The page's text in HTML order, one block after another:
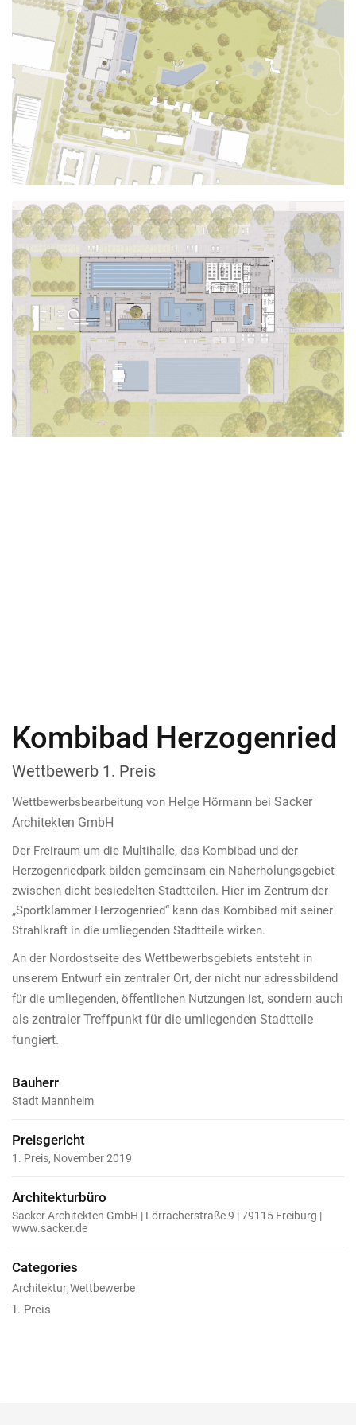
Kombibad Herzogenried
Wettbewerb 1. Preis
Wettbewerbsbearbeitung von Helge Hörmann bei Sacker
Architekten GmbH
Der Freiraum um die Multihalle, das Kombibad und der
Herzogenriedpark bilden gemeinsam ein Naherholungsgebiet
zwischen dicht besiedelten Stadtteilen. Hier im Zentrum der
„Sportklammer Herzogenried“ kann das Kombibad mit seiner
Strahlkraft in die umliegenden Stadtteile wirken.
An der Nordostseite des Wettbewerbsgebiets entsteht in
unserem Entwurf ein zentraler Ort, der nicht nur adressbildend
für die umliegenden, öffentlichen Nutzungen ist, sondern auch
als zentraler Treffpunkt für die umliegenden Stadtteile
fungiert.
Bauherr
Stadt Mannheim
Preisgericht
1. Preis, November 2019
Architekturbüro
Sacker Architekten GmbH | Lörracherstraße 9 | 79115 Freiburg |
www.sacker.de
Categories
Architektur Wettbewerbe
Preis